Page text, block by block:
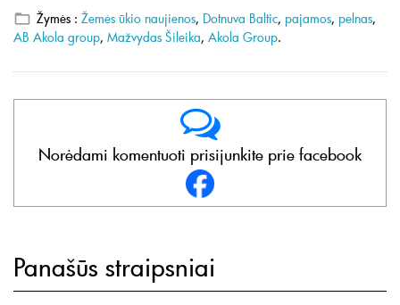
Žymės : Žemės ūkio naujienos, Dotnuva Baltic, pajamos, pelnas,
AB Akola group, Mažvydas Šileika, Akola Group.
Norėdami komentuoti prisijunkite prie facebook
Panašūs straipsniai